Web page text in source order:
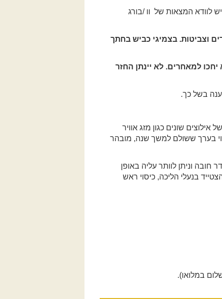
לוודא המצאות של וו /בורג
וצביטות. בצמיגי כביש בחתך
והקבוצה לא יחכו למאחרים. לא יינתן החזר
בשל כך.
אילוצים שונים כגון מזג אוויר
בערך ששולם למשך שנה, מובהר
חובה וניתן לוותר עליה באופן
בנעלי הליכה, כיסוי ראש
במלואו).